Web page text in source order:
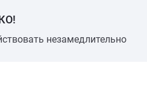
незамедлительно